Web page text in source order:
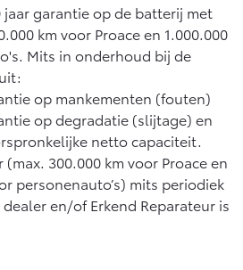
jaar garantie op de batterij met
km voor Proace en 1.000.000
Mits in onderhoud bij de
op mankementen (fouten)
op degradatie (slijtage) en
netto capaciteit.
300.000 km voor Proace en
personenauto’s) mits periodiek
en/of Erkend Reparateur is